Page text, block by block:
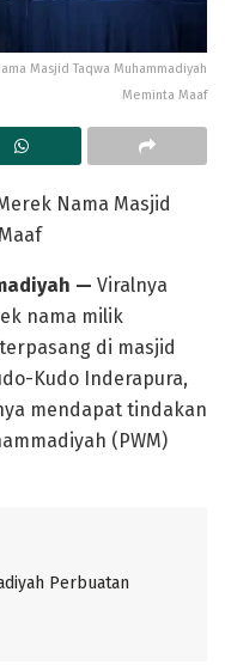
Masjid Taqwa Muhammadiyah
Meminta Maaf
Nama Masjid
— Viralnya
nama milik
di masjid
Kudo Inderapura,
mendapat tindakan
(PWM)
Perbuatan